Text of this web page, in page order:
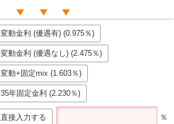
変動金利 (優遇有) (0.975％)
変動金利 (優遇なし) (2.475％)
変動+固定mix (1.603％)
35年固定金利 (2.230％)
直接入力する ％